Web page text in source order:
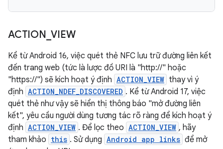
ACTION _VIEW
Kể từ Android 16, việc quét thẻ NFC lưu trữ đường liên kết
đến trang web (tức là lược đồ URI là "http://" hoặc
"https://") sẽ kích hoạt ý định ACTION_VIEW thay vì ý
định ACTION_NDEF_DISCOVERED . Kể từ Android 17, việc
quét thẻ như vậy sẽ hiển thị thông báo "mở đường liên
kết", yêu cầu người dùng tương tác rõ ràng để kích hoạt ý
định ACTION_VIEW . Để lọc theo ACTION_VIEW , hãy
tham khảo this . Sử dụng Android app links để mở